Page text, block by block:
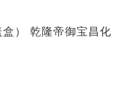
） 乾隆帝御宝昌化